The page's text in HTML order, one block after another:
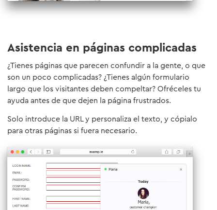
Asistencia en páginas complicadas
¿Tienes páginas que parecen confundir a la gente, o que
son un poco complicadas? ¿Tienes algún formulario
largo que los visitantes deben compeltar? Ofréceles tu
ayuda antes de que dejen la página frustrados.
Solo introduce la URL y personaliza el texto, y cópialo
para otras páginas si fuera necesario.